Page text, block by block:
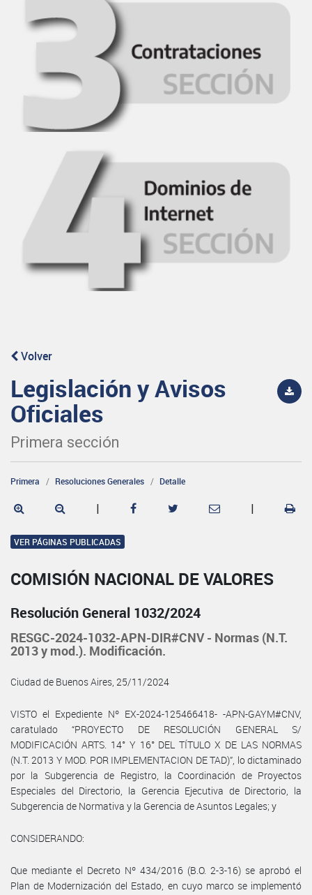
Volver
Legislación y Avisos
Oficiales
Primera sección
Primera Resoluciones Generales Detalle
| |
VER PÁGINAS PUBLICADAS
COMISIÓN NACIONAL DE VALORES
Resolución General 1032/2024
RESGC-2024-1032-APN-DIR#CNV - Normas (N.T.
2013 y mod.). Modificación.
Ciudad de Buenos Aires, 25/11/2024
VISTO el Expediente Nº EX-2024-125466418- -APN-GAYM#CNV,
caratulado “PROYECTO DE RESOLUCIÓN GENERAL S/
MODIFICACIÓN ARTS. 14° Y 16° DEL TÍTULO X DE LAS NORMAS
(N.T. 2013 Y MOD. POR IMPLEMENTACION DE TAD)”, lo dictaminado
por la Subgerencia de Registro, la Coordinación de Proyectos
Especiales del Directorio, la Gerencia Ejecutiva de Directorio, la
Subgerencia de Normativa y la Gerencia de Asuntos Legales; y
CONSIDERANDO:
Que mediante el Decreto Nº 434/2016 (B.O. 2-3-16) se aprobó el
Plan de Modernización del Estado, en cuyo marco se implementó